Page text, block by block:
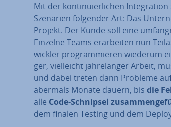
Mit der kon­ti­nu­ier­li­chen In­te­gra­ti­on
Szenarien folgender Art: Das
Projekt. Der Kunde soll eine
Einzelne Teams er­ar­bei­ten nun
wick­ler pro­gram­mie­ren wiederum
ger, viel­leicht jah­re­lan­ger Arbeit,
und dabei treten dann Probleme
abermals Monate dauern, bis die
alle Code-Schnipsel
dem finalen Testing und dem